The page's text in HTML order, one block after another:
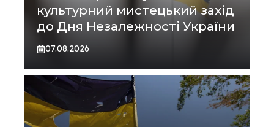
культурний мистецький захід
до Дня Незалежності України
07.08.2026